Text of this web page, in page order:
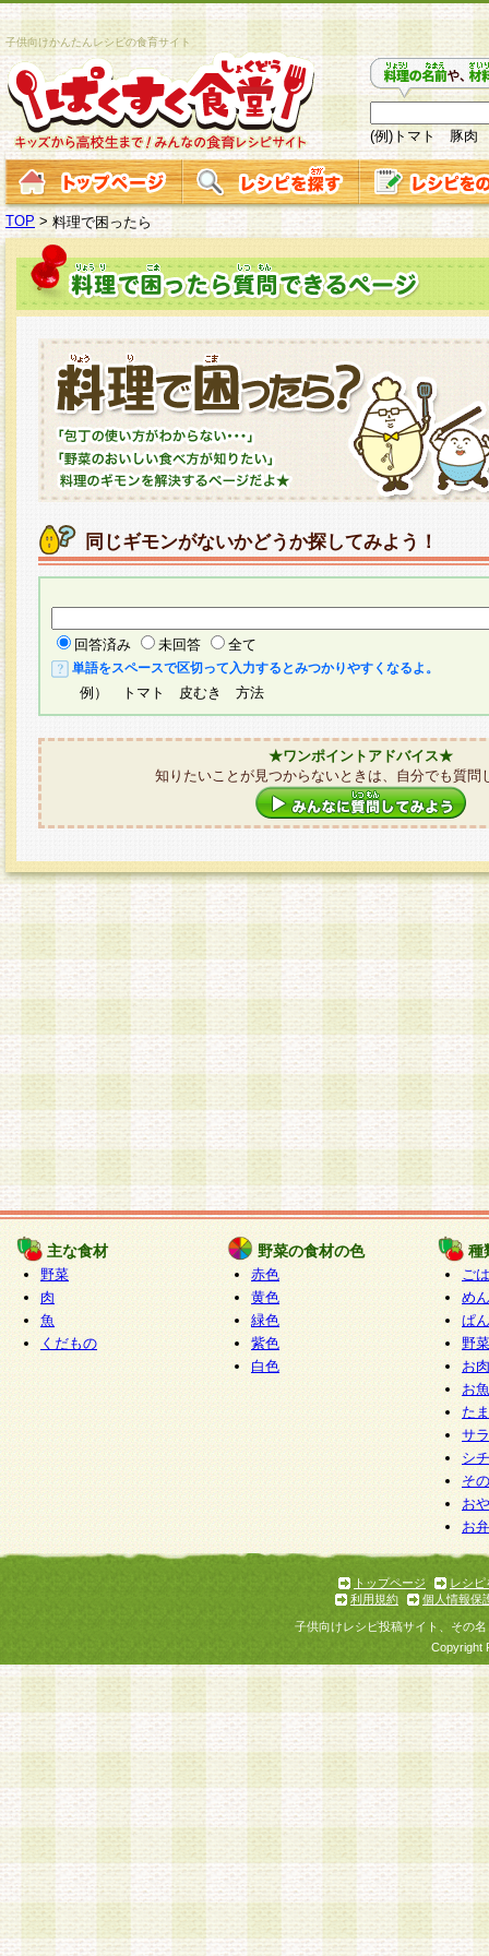
子供向けかんたんレシピの食育サイト
(例)トマト 豚肉
TOP >料理で困ったら
同じギモンがないかどうか探してみよう！
回答済み 未回答 全て
単語をスペースで区切って入力するとみつかりやすくなるよ。
例） トマト 皮むき 方法
★ワンポイントアドバイス★
知りたいことが見つからないときは、自分でも質問
主な食材
野菜
肉
魚
くだもの
野菜の食材の色
赤色
黄色
緑色
紫色
白色
種
ご
めん
ぱん
野
お
お
た
サ
シ
そ
お
お
トップページ
レシピ
利用規約
個人情報保
子供向けレシピ投稿サイト、その
Copyright